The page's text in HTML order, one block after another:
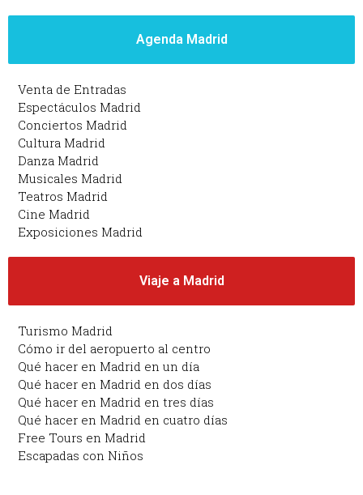
Agenda Madrid
Venta de Entradas
Espectáculos Madrid
Conciertos Madrid
Cultura Madrid
Danza Madrid
Musicales Madrid
Teatros Madrid
Cine Madrid
Exposiciones Madrid
Viaje a Madrid
Turismo Madrid
Cómo ir del aeropuerto al centro
Qué hacer en Madrid en un día
Qué hacer en Madrid en dos días
Qué hacer en Madrid en tres días
Qué hacer en Madrid en cuatro días
Free Tours en Madrid
Escapadas con Niños